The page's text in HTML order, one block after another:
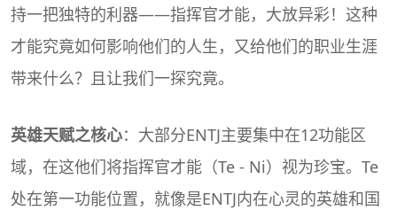
持一把独特的利器——指挥官才能，大放异彩！这种
才能究竟如何影响他们的人生，又给他们的职业生涯
带来什么？且让我们一探究竟。
英雄天赋之核心：大部分ENTJ主要集中在12功能区
域，在这他们将指挥官才能（Te - Ni）视为珍宝。Te
处在第一功能位置，就像是ENTJ内在心灵的英雄和国